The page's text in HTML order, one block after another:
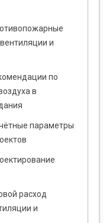
и
по
в
параметры
расход
и